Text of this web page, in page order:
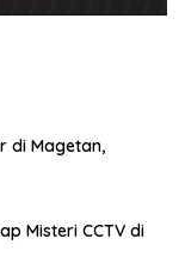
di Magetan,
Misteri CCTV di